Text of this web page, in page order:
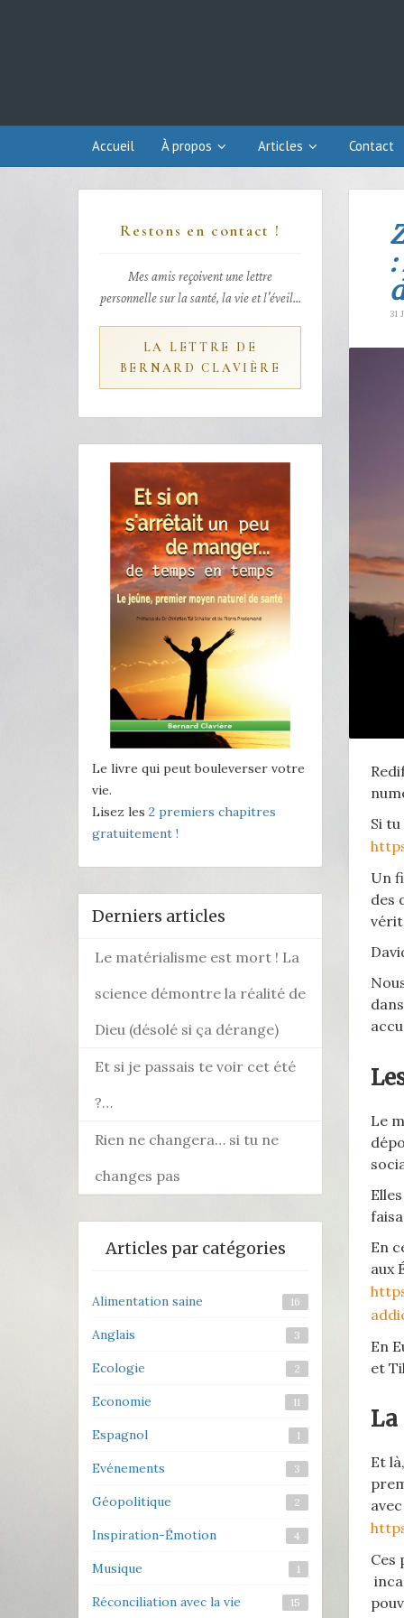
Accueil À propos Articles Contact
31
Si
Un
des
Le
En
aux
En
et
Et
Ces
Restons en contact !
Mes amis reçoivent une lettre
personnelle sur la santé, la vie et l'éveil...
LA LETTRE DE
BERNARD CLAVIÈRE
Le livre qui peut bouleverser votre
vie.
Lisez les 2 premiers chapitres
gratuitement !
Derniers articles
Le matérialisme est mort ! La
science démontre la réalité de
Dieu (désolé si ça dérange)
Et si je passais te voir cet été
?…
Rien ne changera… si tu ne
changes pas
Articles par catégories
Alimentation saine 16
Anglais 3
Ecologie 2
Economie 11
Espagnol 1
Evénements 3
Géopolitique 2
Inspiration-Émotion 4
Musique 1
Réconciliation avec la vie 15